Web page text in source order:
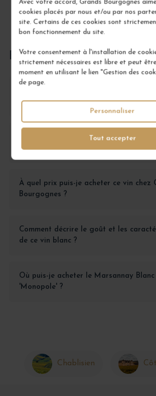
Avec votre accord, Grands Bourgognes
cookies placés par nous et/ou par nos
site. Certains de ces cookies sont
bon fonctionnement du site.
Votre consentement à l'installation de
strictement nécessaires est libre et peut
moment en utilisant le lien "Gestion des
de page.
Tout accepter
Personnaliser
FOIRE AUX QUESTIONS
'Monopole' ?
Quels sont les avantages d'acheter ce
magnum ?
À quel prix puis-je acheter ce vin chez
Bourgognes ?
Comment décrire le goût et les
de ce vin blanc ?
Où puis-je acheter le Marsannay Blanc
'Monopole' ?
Chablisien